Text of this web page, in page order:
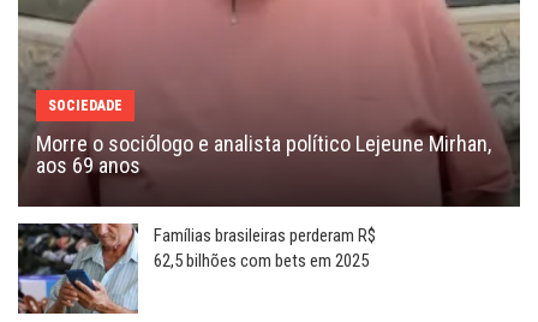
SOCIEDADE
Morre o sociólogo e analista político Lejeune Mirhan,
aos 69 anos
Famílias brasileiras perderam R$
62,5 bilhões com bets em 2025